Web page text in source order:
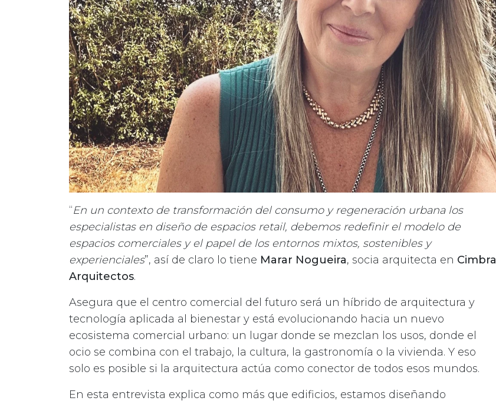
“En un contexto de transformación del consumo y regeneración urbana los
especialistas en diseño de espacios retail, debemos redefinir el modelo de
espacios comerciales y el papel de los entornos mixtos, sostenibles y
experienciales”, así de claro lo tiene Marar Nogueira, socia arquitecta en Cimbra
Arquitectos.
Asegura que el centro comercial del futuro será un híbrido de arquitectura y
tecnología aplicada al bienestar y está evolucionando hacia un nuevo
ecosistema comercial urbano: un lugar donde se mezclan los usos, donde el
ocio se combina con el trabajo, la cultura, la gastronomía o la vivienda. Y eso
solo es posible si la arquitectura actúa como conector de todos esos mundos.
En esta entrevista explica como más que edificios, estamos diseñando